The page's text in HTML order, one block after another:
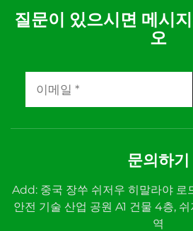
질문이 있으시면 메시
오
문의하기
Add: 중국 장쑤 쉬저우 히말라야 로
안전 기술 산업 공원 A1 건물 4층,
역